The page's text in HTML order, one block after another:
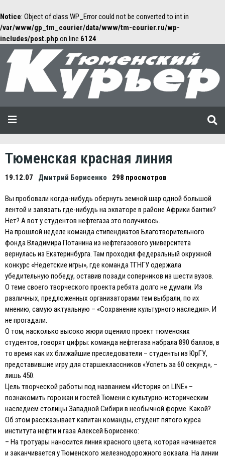
Notice: Object of class WP_Error could not be converted to int in
/var/www/gp_tm_courier/data/www/tm-courier.ru/wp-
includes/post.php on line 6124
Тюменская красная линия
19.12.07 Дмитрий Борисенко 298 просмотров
Вы пробовали когда-нибудь обернуть земной шар одной большой
лентой и завязать где-нибудь на экваторе в районе Африки бантик?
Нет? А вот у студентов нефтегаза это получилось.
На прошлой неделе команда стипендиатов Благотворительного
фонда Владимира Потанина из нефтегазового университета
вернулась из Екатеринбурга. Там проходил федеральный окружной
конкурс «Недетские игры», где команда ТГНГУ одержала
убедительную победу, оставив позади соперников из шести вузов.
О теме своего творческого проекта ребята долго не думали. Из
различных, предложенных организаторами тем выбрали, по их
мнению, самую актуальную – «Сохранение культурного наследия». И
не прогадали.
О том, насколько высоко жюри оценило проект тюменских
студентов, говорят цифры: команда нефтегаза набрала 890 баллов, в
то время как их ближайшие преследователи – студенты из ЮрГУ,
представившие игру для старшеклассников «Успеть за 60 секунд», –
лишь 450.
Цель творческой работы под названием «История on LINE» –
познакомить горожан и гостей Тюмени с культурно-историческим
наследием столицы Западной Сибири в необычной форме. Какой?
Об этом рассказывает капитан команды, cтудент пятого курса
института нефти и газа Алексей Борисенко:
– На тротуары наносится линия красного цвета, которая начинается
и заканчивается у Тюменского железнодорожного вокзала. На линии